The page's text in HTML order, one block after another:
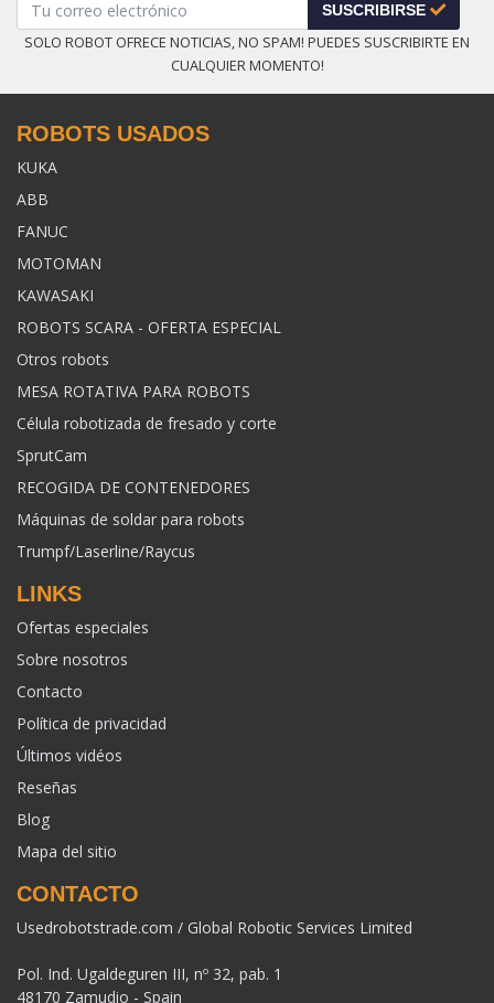
SUSCRIBIRSE
SOLO ROBOT OFRECE NOTICIAS, NO SPAM! PUEDES SUSCRIBIRTE EN
CUALQUIER MOMENTO!
ROBOTS USADOS
KUKA
ABB
FANUC
MOTOMAN
KAWASAKI
ROBOTS SCARA - OFERTA ESPECIAL
Otros robots
MESA ROTATIVA PARA ROBOTS
Célula robotizada de fresado y corte
SprutCam
RECOGIDA DE CONTENEDORES
Máquinas de soldar para robots
Trumpf/Laserline/Raycus
LINKS
Ofertas especiales
Sobre nosotros
Contacto
Política de privacidad
Últimos vidéos
Reseñas
Blog
Mapa del sitio
CONTACTO
Usedrobotstrade.com / Global Robotic Services Limited
Pol. Ind. Ugaldeguren III, nº 32, pab. 1
48170 Zamudio - Spain